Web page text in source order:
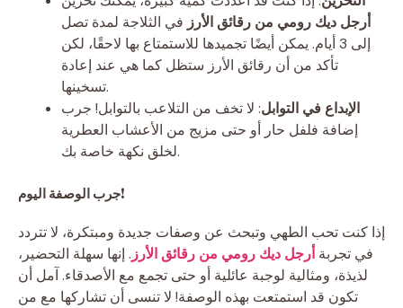
أرجل ديك رومي من رقائق الأرز في الثلاجة لمدة تصل
إلى 3 أيام. يمكن أيضًا تجميدها للاستمتاع بها لاحقًا، لكن
تأكد من أن رقائق الأرز ستظل كما هي عند إعادة
تسخينها.
الإبداع في التوابل: لا تخف من التلاعب بالتوابل! جرب
إضافة فلفل حار أو حتى مزيج من الأعشاب العطرية
لخلق نكهة خاصة بك.
جرب الوصفة اليوم!
إذا كنت تحب الطهي وتبحث عن وصفات جديدة ومبتكرة، لا تتردد
في تجربة أرجل ديك رومي من رقائق الأرز. إنها سهلة التحضير،
لذيذة، ومثالية لوجبة عائلية أو حتى تجمع مع الأصدقاء. آمل أن
تكون قد استمتعت بهذه الوصفة! لا تنسى أن تشاركها مع من